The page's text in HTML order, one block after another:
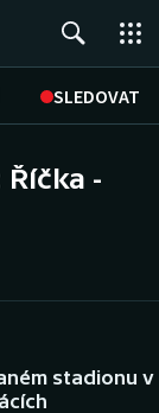
SLEDOVAT
-
stadionu v